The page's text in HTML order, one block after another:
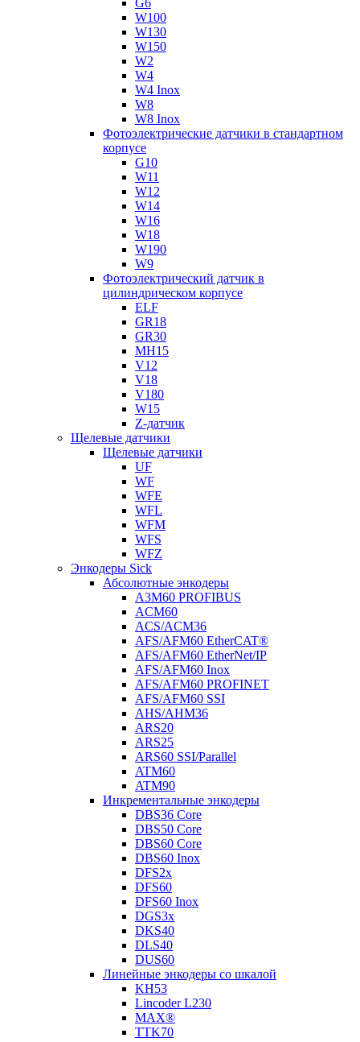
G6
W100
W130
W150
W2
W4
W4 Inox
W8
W8 Inox
Фотоэлектрические датчики в стандартном
корпусе
G10
W11
W12
W14
W16
W18
W190
W9
Фотоэлектрический датчик в
цилиндрическом корпусе
ELF
GR18
GR30
MH15
V12
V18
V180
W15
Z-датчик
Щелевые датчики
Щелевые датчики
UF
WF
WFE
WFL
WFM
WFS
WFZ
Энкодеры Sick
Абсолютные энкодеры
A3M60 PROFIBUS
ACM60
ACS/ACM36
AFS/AFM60 EtherCAT®
AFS/AFM60 EtherNet/IP
AFS/AFM60 Inox
AFS/AFM60 PROFINET
AFS/AFM60 SSI
AHS/AHM36
ARS20
ARS25
ARS60 SSI/Parallel
ATM60
ATM90
Инкрементальные энкодеры
DBS36 Core
DBS50 Core
DBS60 Core
DBS60 Inox
DFS2x
DFS60
DFS60 Inox
DGS3x
DKS40
DLS40
DUS60
Линейные энкодеры со шкалой
KH53
Lincoder L230
MAX®
TTK70